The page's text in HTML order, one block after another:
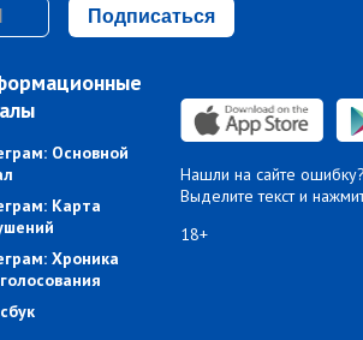
Подписаться
Основной
Карта
Хроника
Нашли на сайте ошибку?
Выделите текст и
18+